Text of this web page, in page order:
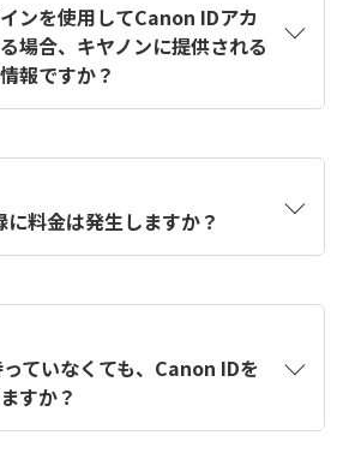
成方法は【カメラ】Canon IDとは
IDの作成方法は？をご確認く
ンを使用してCanon IDアカ
場合、キヤノンに提供される
報ですか？
スから取得します。アカウントを
きるように、この情報を使用して
録フォームを入力します。
料金は発生しますか？
ていなくても、Canon IDを
すか？